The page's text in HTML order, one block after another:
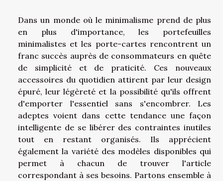
Dans un monde où le minimalisme prend de plus
en plus d'importance, les portefeuilles
minimalistes et les porte-cartes rencontrent un
franc succès auprès de consommateurs en quête
de simplicité et de praticité. Ces nouveaux
accessoires du quotidien attirent par leur design
épuré, leur légèreté et la possibilité qu'ils offrent
d'emporter l'essentiel sans s'encombrer. Les
adeptes voient dans cette tendance une façon
intelligente de se libérer des contraintes inutiles
tout en restant organisés. Ils apprécient
également la variété des modèles disponibles qui
permet à chacun de trouver l'article
correspondant à ses besoins. Partons ensemble à